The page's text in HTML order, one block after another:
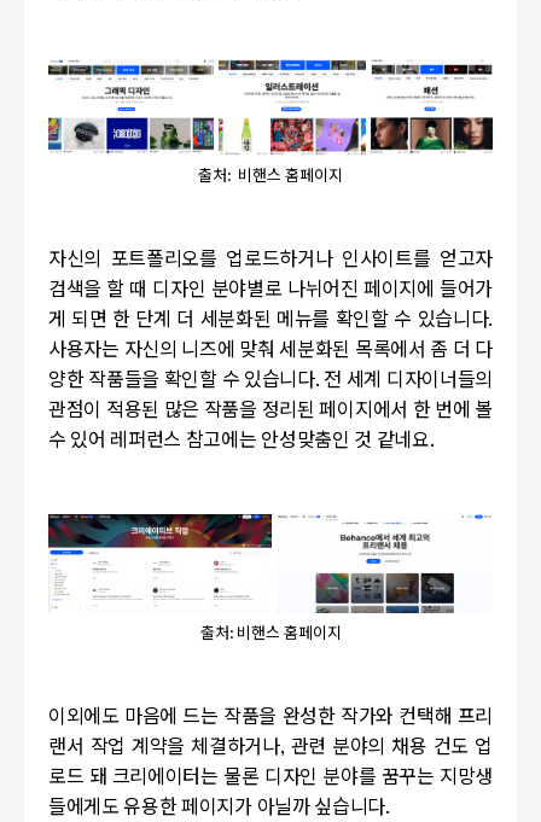
출처: 비핸스 홈페이지
자신의 포트폴리오를 업로드하거나 인사이트를 얻고자
검색을 할 때 디자인 분야별로 나뉘어진 페이지에 들어가
게 되면 한 단계 더 세분화된 메뉴를 확인할 수 있습니다.
사용자는 자신의 니즈에 맞춰 세분화된 목록에서 좀 더 다
양한 작품들을 확인할 수 있습니다. 전 세계 디자이너들의
관점이 적용된 많은 작품을 정리된 페이지에서 한 번에 볼
수 있어 레퍼런스 참고에는 안성맞춤인 것 같네요.
출처: 비핸스 홈페이지
이외에도 마음에 드는 작품을 완성한 작가와 컨택해 프리
랜서 작업 계약을 체결하거나, 관련 분야의 채용 건도 업
로드 돼 크리에이터는 물론 디자인 분야를 꿈꾸는 지망생
들에게도 유용한 페이지가 아닐까 싶습니다.